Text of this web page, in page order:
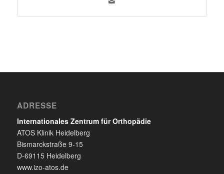
ADRESSE
Internationales Zentrum für Orthopädie
ATOS Klinik Heidelberg
Bismarckstraße 9-15
D-69115 Heidelberg
www.izo-atos.de